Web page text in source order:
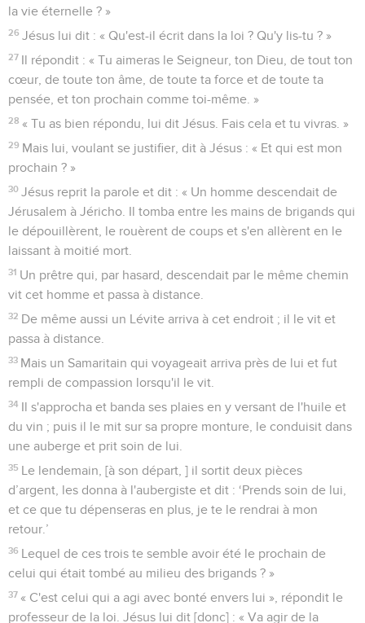
la vie éternelle ? »
26 Jésus lui dit : « Qu'est-il écrit dans la loi ? Qu'y lis-tu ? »
27
Il répondit : « Tu aimeras le Seigneur, ton Dieu, de tout ton
cœur, de toute ton âme, de toute ta force et de toute ta
pensée, et ton prochain comme toi-même. »
28 « Tu as bien répondu, lui dit Jésus. Fais cela et tu vivras. »
29 Mais lui, voulant se justifier, dit à Jésus : « Et qui est mon
prochain ? »
30 Jésus reprit la parole et dit : « Un homme descendait de
Jérusalem à Jéricho. Il tomba entre les mains de brigands qui
le dépouillèrent, le rouèrent de coups et s'en allèrent en le
laissant à moitié mort.
31 Un prêtre qui, par hasard, descendait par le même chemin
vit cet homme et passa à distance.
32 De même aussi un Lévite arriva à cet endroit ; il le vit et
passa à distance.
33 Mais un Samaritain qui voyageait arriva près de lui et fut
rempli de compassion lorsqu'il le vit.
34
Il s'approcha et banda ses plaies en y versant de l'huile et
du vin ; puis il le mit sur sa propre monture, le conduisit dans
une auberge et prit soin de lui.
35
Le lendemain, [à son départ, ] il sortit deux pièces
d’argent, les donna à l'aubergiste et dit : ‘Prends soin de lui,
et ce que tu dépenseras en plus, je te le rendrai à mon
retour.’
36
Lequel de ces trois te semble avoir été le prochain de
celui qui était tombé au milieu des brigands ? »
37 « C'est celui qui a agi avec bonté envers lui », répondit le
professeur de la loi. Jésus lui dit [donc] : « Va agir de la